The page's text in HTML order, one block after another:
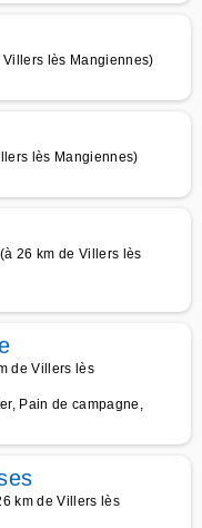
lès Mangiennes)
lès Mangiennes)
26 km de Villers lès
de Villers lès
Pain de campagne,
km de Villers lès